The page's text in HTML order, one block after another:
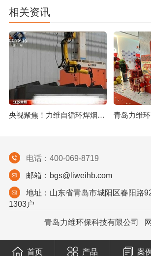
相关资讯
央视聚焦！力维自循环焊烟净化器助力变压器巨头打造绿色智造新标杆
电话：400-069-8719
邮箱：bgs@liweihb.com
地址：山东省青岛市城阳区春阳路
1303户
青岛力维环保科技有限公司
首页 产品 案